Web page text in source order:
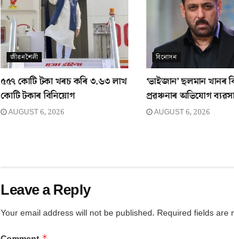
জীৱনশৈলী
৫৫৭ কোটি টকা খৰচ কৰি ৩.৬৩ লাখ
কোটি টকাৰ বিনিয়োগ
AUGUST 6, 2026
বিনোদন
‘ভাইজান’ ছলমান খানৰ
প্ৰৱঞ্চনাৰ অভিযোগ
AUGUST 6, 2026
Leave a Reply
Your email address will not be published. Required fields are